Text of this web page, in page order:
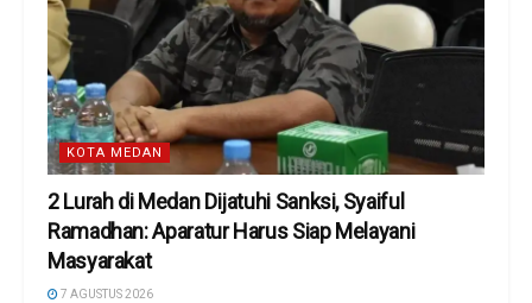
KOTA MEDAN
2 Lurah di Medan Dijatuhi Sanksi, Syaiful
Ramadhan: Aparatur Harus Siap Melayani
Masyarakat
7 AGUSTUS 2026